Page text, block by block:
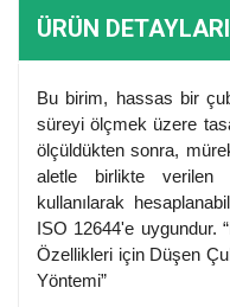
ÜRÜN DETAYLARI
Bu birim, hassas bir
süreyi ölçmek üzere
ölçüldükten sonra,
aletle birlikte verilen
kullanılarak
ISO 12644'e uygundur.
Özellikleri için Düşen
Yöntemi”